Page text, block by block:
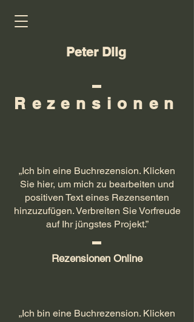
Peter Dilg
Rezensionen
„Ich bin eine Buchrezension. Klicken
Sie hier, um mich zu bearbeiten und
positiven Text eines Rezensenten
hinzuzufügen. Verbreiten Sie Vorfreude
auf Ihr jüngstes Projekt.”
Rezensionen Online
„Ich bin eine Buchrezension. Klicken